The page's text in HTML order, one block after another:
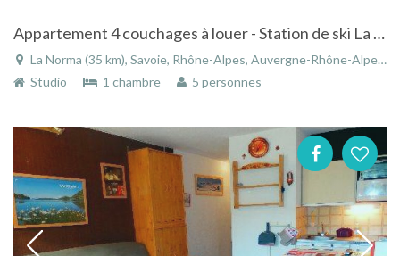
Appartement 4 couchages à louer - Station de ski La Norma
La Norma (35 km), Savoie, Rhône-Alpes, Auvergne-Rhône-Alpes, France
Studio
1 chambre 5 personnes